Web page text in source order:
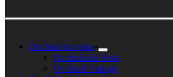
Occhiali da vista
Occhiali da Vista
Occhiali Vintage